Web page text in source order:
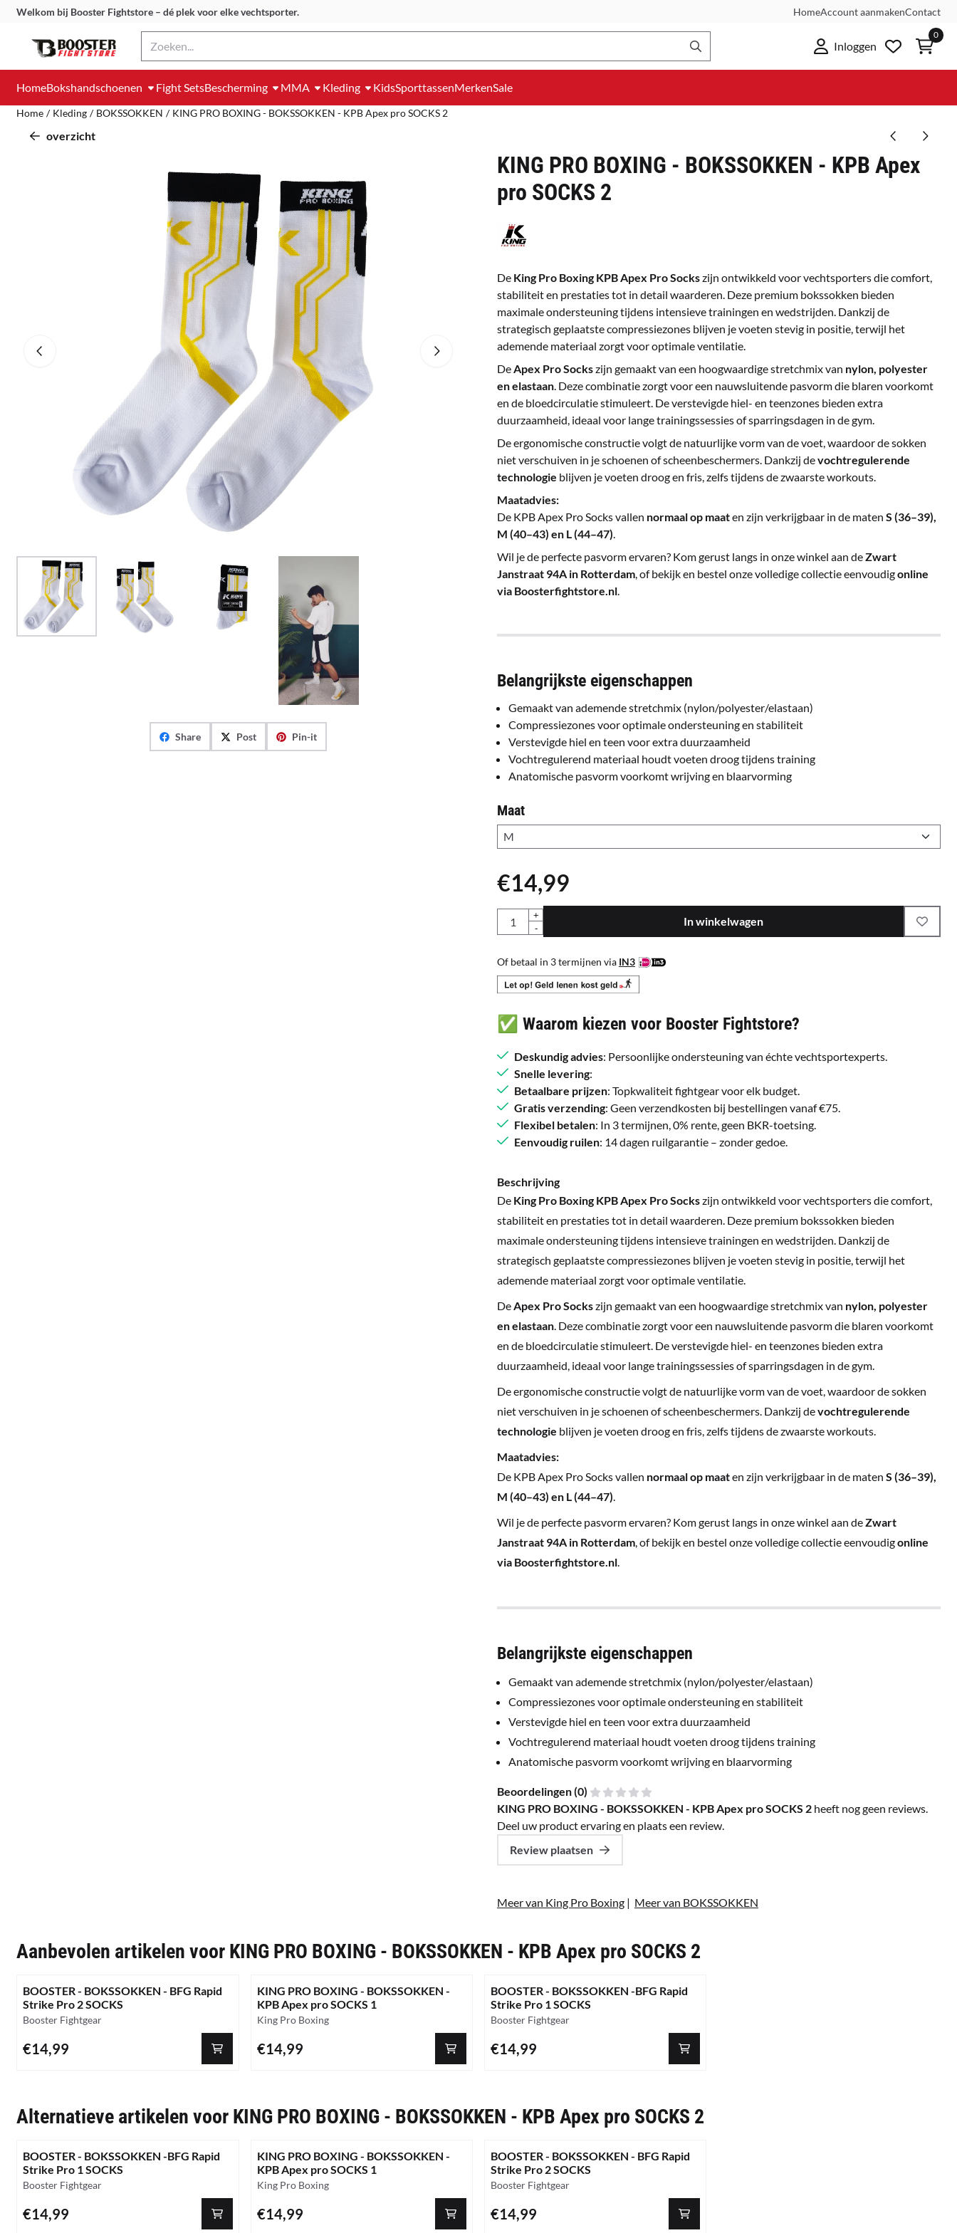
Cookievoorkeuren zijn momenteel gesloten.
Welkom bij Booster Fightstore – dé plek voor elke vechtsporter. HomeAccount aanmakenContact
Inloggen
0
HomeBokshandschoenen Fight SetsBescherming MMA Kleding KidsSporttassenMerkenSale
Home / Kleding / BOKSSOKKEN / KING PRO BOXING - BOKSSOKKEN - KPB Apex pro SOCKS 2
overzicht
Share Post Pin-it
KING PRO BOXING - BOKSSOKKEN - KPB Apex
pro SOCKS 2
De King Pro Boxing KPB Apex Pro Sockszijn ontwikkeld voor vechtsporters die comfort,
stabiliteit en prestaties tot in detail waarderen. Deze premium bokssokken bieden
maximale ondersteuning tijdens intensieve trainingen en wedstrijden. Dankzij de
strategisch geplaatste compressiezones blijven je voeten stevig in positie, terwijl het
ademende materiaal zorgt voor optimale ventilatie.
DeApex Pro Sockszijn gemaakt van een hoogwaardige stretchmix van nylon, polyester
en elastaan. Deze combinatie zorgt voor een nauwsluitende pasvorm die blaren voorkomt
en de bloedcirculatie stimuleert. De verstevigde hiel- en teenzones bieden extra
duurzaamheid, ideaal voor lange trainingssessies of sparringsdagen in de gym.
De ergonomische constructie volgt de natuurlijke vorm van de voet, waardoor de sokken
niet verschuiven in je schoenen of scheenbeschermers. Dankzij devochtregulerende
technologie blijven je voeten droog en fris, zelfs tijdens de zwaarste workouts.
Maatadvies:
De KPB Apex Pro Socks vallen normaal op maaten zijn verkrijgbaar in de maten S (36–39),
M (40–43) en L (44–47).
Wil je de perfecte pasvorm ervaren? Kom gerust langs in onze winkel aan deZwart
Janstraat 94A in Rotterdam, of bekijk en bestel onze volledige collectie eenvoudigonline
via Boosterfightstore.nl.
Belangrijkste eigenschappen
Gemaakt van ademende stretchmix (nylon/polyester/elastaan)
Compressiezones voor optimale ondersteuning en stabiliteit
Verstevigde hiel en teen voor extra duurzaamheid
Vochtregulerend materiaal houdt voeten droog tijdens training
Anatomische pasvorm voorkomt wrijving en blaarvorming
Maat
€14,99
Aantal
+
-
In winkelwagen
Of betaal in 3 termijnen via IN3
✅ Waarom kiezen voor Booster Fightstore?
Deskundig advies: Persoonlijke ondersteuning van échte vechtsportexperts.
Snelle levering:
Betaalbare prijzen: Topkwaliteit fightgear voor elk budget.
Gratis verzending: Geen verzendkosten bij bestellingen vanaf €75.
Flexibel betalen: In 3 termijnen, 0% rente, geen BKR-toetsing.
Eenvoudig ruilen: 14 dagen ruilgarantie – zonder gedoe.
Beschrijving
De King Pro Boxing KPB Apex Pro Sockszijn ontwikkeld voor vechtsporters die comfort,
stabiliteit en prestaties tot in detail waarderen. Deze premium bokssokken bieden
maximale ondersteuning tijdens intensieve trainingen en wedstrijden. Dankzij de
strategisch geplaatste compressiezones blijven je voeten stevig in positie, terwijl het
ademende materiaal zorgt voor optimale ventilatie.
De Apex Pro Sockszijn gemaakt van een hoogwaardige stretchmix van nylon, polyester
en elastaan. Deze combinatie zorgt voor een nauwsluitende pasvorm die blaren voorkomt
en de bloedcirculatie stimuleert. De verstevigde hiel- en teenzones bieden extra
duurzaamheid, ideaal voor lange trainingssessies of sparringsdagen in de gym.
De ergonomische constructie volgt de natuurlijke vorm van de voet, waardoor de sokken
niet verschuiven in je schoenen of scheenbeschermers. Dankzij devochtregulerende
technologie blijven je voeten droog en fris, zelfs tijdens de zwaarste workouts.
Maatadvies:
De KPB Apex Pro Socks vallen normaal op maaten zijn verkrijgbaar in de maten S (36–39),
M (40–43) en L (44–47)
Wil je de perfecte pasvorm ervaren? Kom gerust langs in onze winkel aan deZwart
Janstraat 94A in Rotterdam, of bekijk en bestel onze volledige collectie eenvoudigonline
via Boosterfightstore.nl.
Belangrijkste eigenschappen
Gemaakt van ademende stretchmix (nylon/polyester/elastaan)
Compressiezones voor optimale ondersteuning en stabiliteit
Verstevigde hiel en teen voor extra duurzaamheid
Vochtregulerend materiaal houdt voeten droog tijdens training
Anatomische pasvorm voorkomt wrijving en blaarvorming
Beoordelingen (0)
KING PRO BOXING - BOKSSOKKEN - KPB Apex pro SOCKS 2 heeft nog geen reviews.
Deel uw product ervaring en plaats een review.
Review plaatsen
Meer van King Pro Boxing| Meer van BOKSSOKKEN
Aanbevolen artikelen voor KING PRO BOXING - BOKSSOKKEN - KPB Apex pro SOCKS 2
BOOSTER - BOKSSOKKEN - BFG Rapid
Strike Pro 2 SOCKS
Merk:
Booster Fightgear
Prijs: 14,99
€14,99
KING PRO BOXING - BOKSSOKKEN -
KPB Apex pro SOCKS 1
Merk:
King Pro Boxing
Prijs: 14,99
€14,99
BOOSTER - BOKSSOKKEN -BFG Rapid
Strike Pro 1 SOCKS
Merk:
Booster Fightgear
Prijs: 14,99
€14,99
Alternatieve artikelen voor KING PRO BOXING - BOKSSOKKEN - KPB Apex pro SOCKS 2
BOOSTER - BOKSSOKKEN -BFG Rapid
Strike Pro 1 SOCKS
Merk:
Booster Fightgear
Prijs: 14,99
€14,99
KING PRO BOXING - BOKSSOKKEN -
KPB Apex pro SOCKS 1
Merk:
King Pro Boxing
Prijs: 14,99
€14,99
BOOSTER - BOKSSOKKEN - BFG Rapid
Strike Pro 2 SOCKS
Merk:
Booster Fightgear
Prijs: 14,99
€14,99